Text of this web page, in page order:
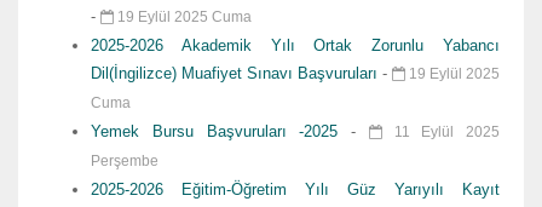
-
19 Eylül 2025 Cuma
2025-2026 Akademik Yılı Ortak Zorunlu Yabancı
Dil(İngilizce) Muafiyet Sınavı Başvuruları -
19 Eylül 2025
Cuma
Yemek Bursu Başvuruları -2025 -
11 Eylül 2025
Perşembe
2025-2026 Eğitim-Öğretim Yılı Güz Yarıyılı Kayıt